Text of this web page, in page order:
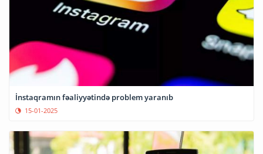
İnstaqramın fəaliyyətində problem yaranıb
15-01-2025